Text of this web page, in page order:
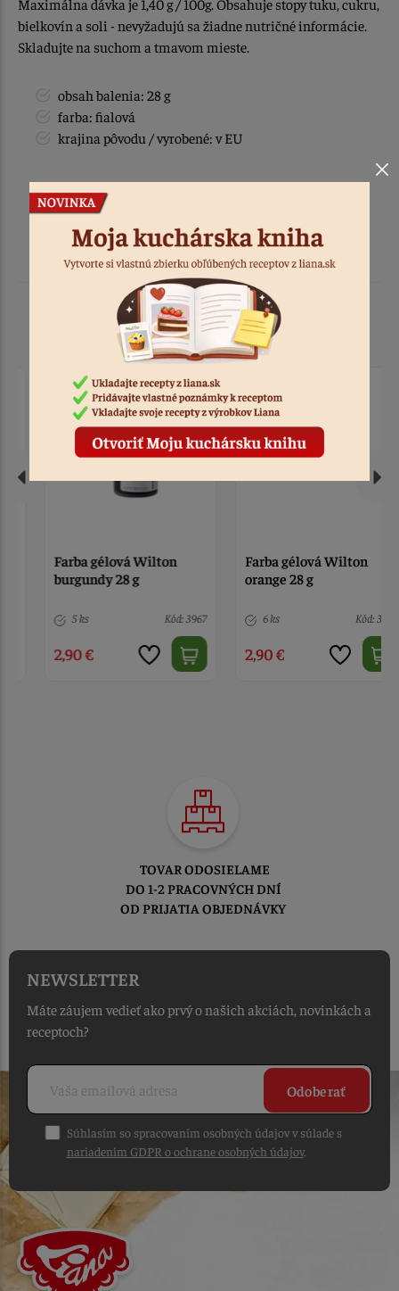
bielkovín a soli - nevyžadujú sa žiadne nutričné informácie.
Skladujte na suchom a tmavom mieste.
obsah balenia: 28 g
farba: fialová
krajina pôvodu / vyrobené: v EU
Podobné produkty
Farba gélová Wilton
burgundy 28 g
5 ks Kód: 3967
2,90 €
Farba gélová Wilton
orange 28 g
6 ks Kód: 3966
2,90 €
TOVAR ODOSIELAME
DO 1-2 PRACOVNÝCH DNÍ
OD PRIJATIA OBJEDNÁVKY
NEWSLETTER
Máte záujem vedieť ako prvý o našich akciách, novinkách a
receptoch?
Odoberať
Súhlasím so spracovaním osobných údajov v súlade s
nariadením GDPR o ochrane osobných údajov.